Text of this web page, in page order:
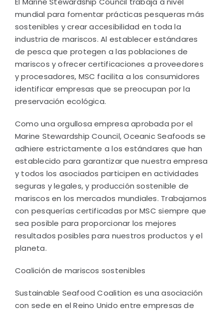
mundial para fomentar prácticas pesqueras más
sostenibles y crear accesibilidad en toda la
industria de mariscos. Al establecer estándares
de pesca que protegen a las poblaciones de
mariscos y ofrecer certificaciones a proveedores
y procesadores, MSC facilita a los consumidores
identificar empresas que se preocupan por la
preservación ecológica.
Como una orgullosa empresa aprobada por el
Marine Stewardship Council, Oceanic Seafoods se
adhiere estrictamente a los estándares que han
establecido para garantizar que nuestra empresa
y todos los asociados participen en actividades
seguras y legales, y producción sostenible de
mariscos en los mercados mundiales. Trabajamos
con pesquerías certificadas por MSC siempre que
sea posible para proporcionar los mejores
resultados posibles para nuestros productos y el
planeta.
Coalición de mariscos sostenibles
Sustainable Seafood Coalition es una asociación
con sede en el Reino Unido entre empresas de